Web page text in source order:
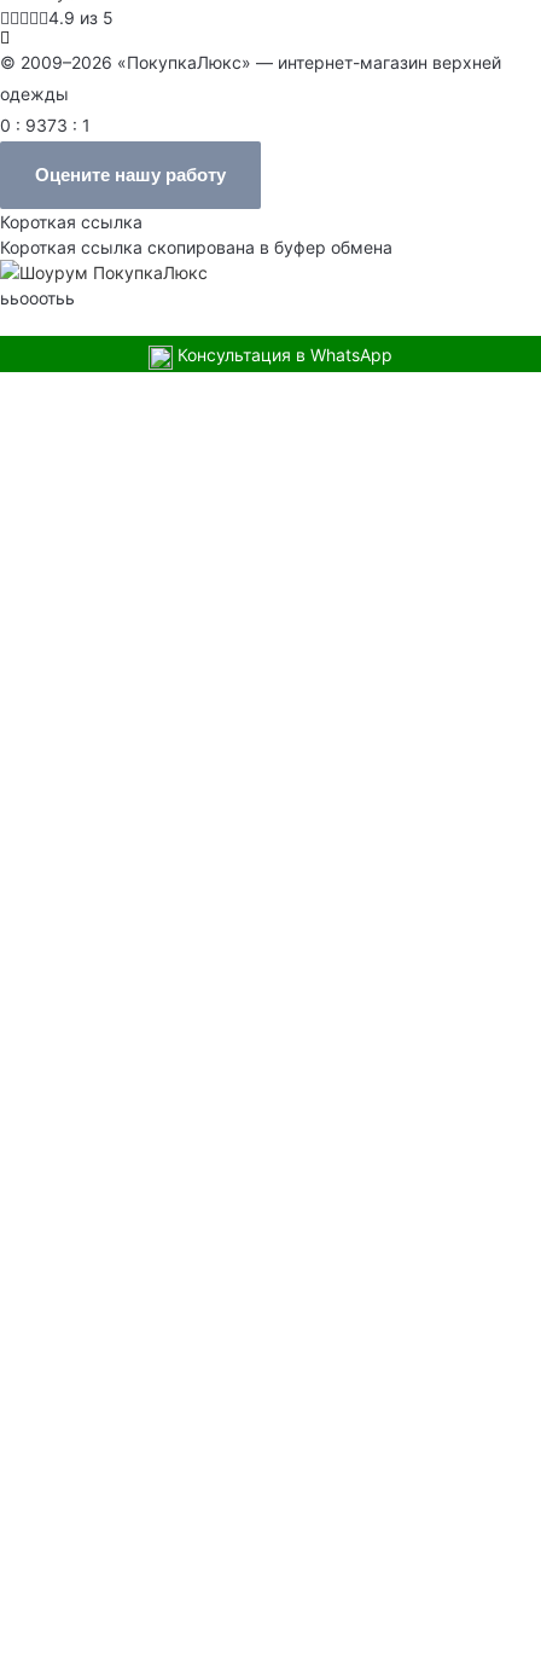
4.9 из 5
© 2009–2026 «ПокупкаЛюкс» — интернет-магазин верхней
одежды
0 : 9373 : 1
Оцените нашу работу
Короткая ссылка
Короткая ссылка скопирована в буфер обмена
ььооотьь
Консультация в WhatsApp